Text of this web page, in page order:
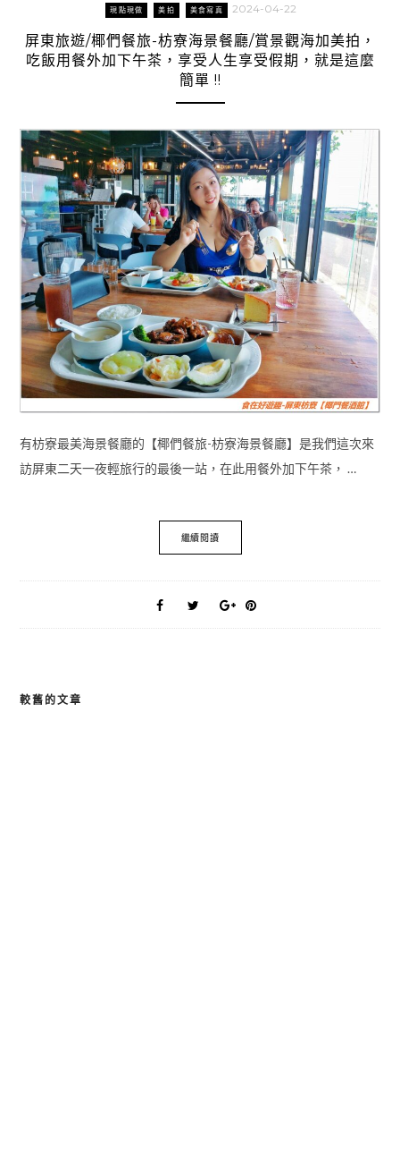
現點現做 美拍 美食寫真 2024-04-22
屏東旅遊/椰們餐旅-枋寮海景餐廳/賞景觀海加美拍，
吃飯用餐外加下午茶，享受人生享受假期，就是這麼
簡單 !!
有枋寮最美海景餐廳的【椰們餐旅-枋寮海景餐廳】是我們這次來
訪屏東二天一夜輕旅行的最後一站，在此用餐外加下午茶， …
繼續閱讀
文
較舊的文章